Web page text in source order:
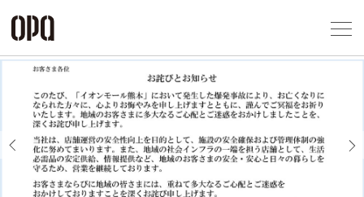
Previous
企業情報
お問い合わせ
プライバシ